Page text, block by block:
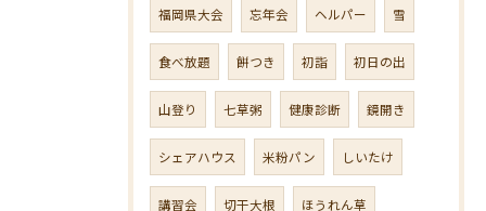
福岡県大会 忘年会 ヘルパー 雪
食べ放題 餅つき 初詣 初日の出
山登り 七草粥 健康診断 鏡開き
シェアハウス 米粉パン しいたけ
講習会 切干大根 ほうれん草